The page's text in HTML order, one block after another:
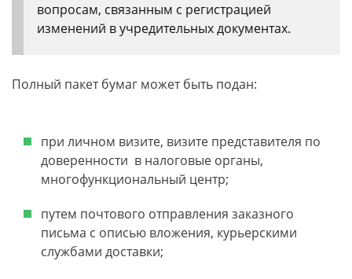
вопросам, связанным с регистрацией
изменений в учредительных документах.
Полный пакет бумаг может быть подан:
при личном визите, визите представителя по
доверенности в налоговые органы,
многофункциональный центр;
путем почтового отправления заказного
письма с описью вложения, курьерскими
службами доставки;